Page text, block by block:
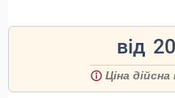
від
Ціна